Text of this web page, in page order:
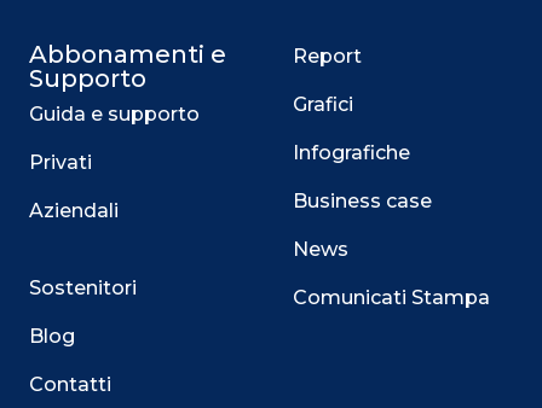
Abbonamenti e
Supporto
Guida e supporto
Privati
Aziendali
Sostenitori
Blog
Contatti
Report
Grafici
Infografiche
Business case
News
Comunicati Stampa